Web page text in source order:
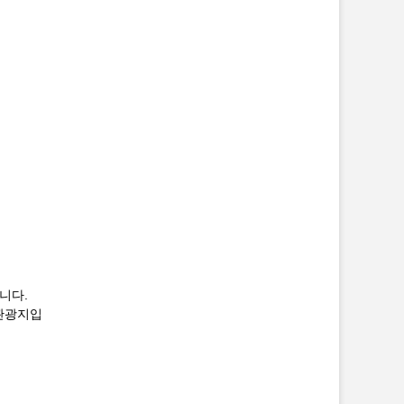
다.
지입